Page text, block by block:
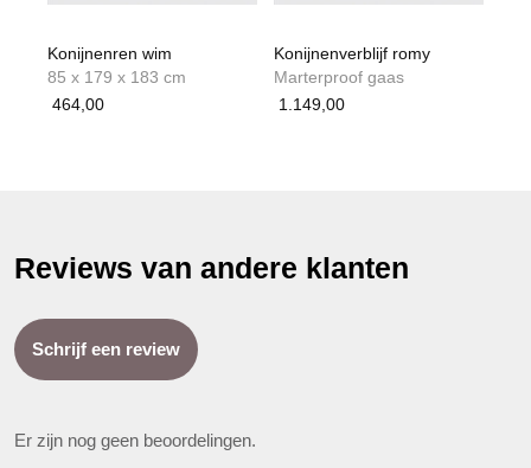
Konijnenren wim
85 x 179 x 183 cm
464,00
Konijnenverblijf romy
Marterproof gaas
1.149,00
Reviews van andere klanten
Schrijf een review
Er zijn nog geen beoordelingen.